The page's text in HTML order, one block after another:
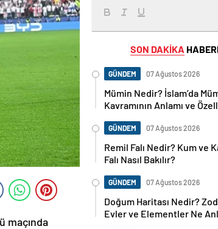
maçında
SON DAKİKA
GÜNDEM 07 Ağustos 2026
Mümin Nedir? İslam’da
Kavramının Anlamı ve
GÜNDEM 07 Ağustos 2026
Remil Falı Nedir? Kum ve
Falı Nasıl Bakılır?
GÜNDEM 07 Ağustos 2026
Doğum Haritası Nedir?
Evler ve Elementler Ne